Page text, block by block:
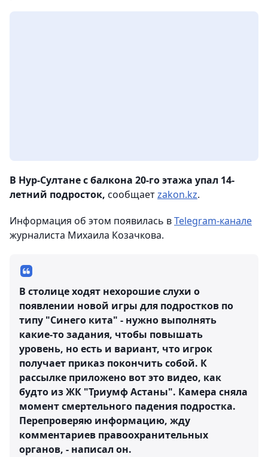
В Нур-Султане с балкона 20-го этажа упал 14-
летний подросток, сообщаетzakon.kz.
Информация об этом появилась вTelegram-канале
журналиста Михаила Козачкова.
В столице ходят нехорошие слухи о
появлении новой игры для подростков по
типу "Синего кита" - нужно выполнять
какие-то задания, чтобы повышать
уровень, но есть и вариант, что игрок
получает приказ покончить собой. К
рассылке приложено вот это видео, как
будто из ЖК "Триумф Астаны". Камера сняла
момент смертельного падения подростка.
Перепроверяю информацию, жду
комментариев правоохранительных
органов, - написал он.